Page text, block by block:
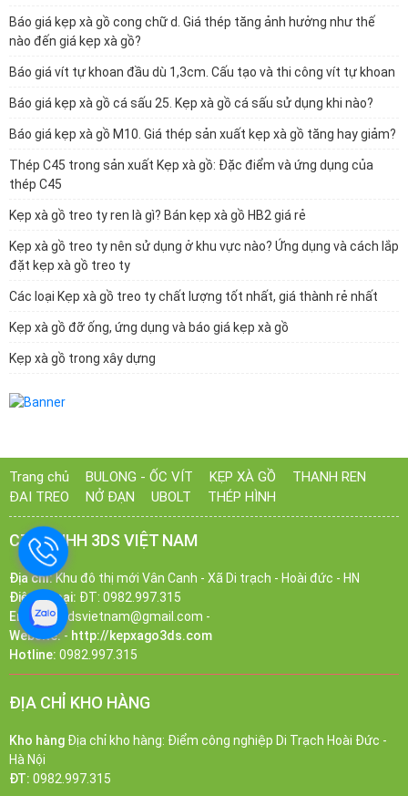
Báo giá kẹp xà gồ cong chữ d. Giá thép tăng ảnh hưởng như thế
nào đến giá kẹp xà gồ?
Báo giá vít tự khoan đầu dù 1,3cm. Cấu tạo và thi công vít tự khoan
Báo giá kẹp xà gồ cá sấu 25. Kẹp xà gồ cá sấu sử dụng khi nào?
Báo giá kẹp xà gồ M10. Giá thép sản xuất kẹp xà gồ tăng hay giảm?
Thép C45 trong sản xuất Kẹp xà gồ: Đặc điểm và ứng dụng của
thép C45
Kẹp xà gồ treo ty ren là gì? Bán kẹp xà gồ HB2 giá rẻ
Kẹp xà gồ treo ty nên sử dụng ở khu vực nào? Ứng dụng và cách lắp
đặt kẹp xà gồ treo ty
Các loại Kẹp xà gồ treo ty chất lượng tốt nhất, giá thành rẻ nhất
Kẹp xà gồ đỡ ống, ứng dụng và báo giá kẹp xà gồ
Kẹp xà gồ trong xây dựng
Trang chủ BULONG - ỐC VÍT KẸP XÀ GỒ
THANH REN
ĐAI TREO
NỞ ĐẠN UBOLT THÉP HÌNH
CTY TNHH 3DS VIỆT NAM
Địa chỉ:Khu đô thị mới Vân Canh - Xã Di trạch - Hoài đức - HN
Điện Thoại: ĐT: 0982.997.315
Email:ct3dsvietnam@gmail.com -
Website:- http://kepxago3ds.com
Hotline: 0982.997.315
ĐỊA CHỈ KHO HÀNG
Kho hàng Địa chỉ kho hàng: Điểm công nghiệp Di Trạch Hoài Đức -
Hà Nội
ĐT: 0982.997.315